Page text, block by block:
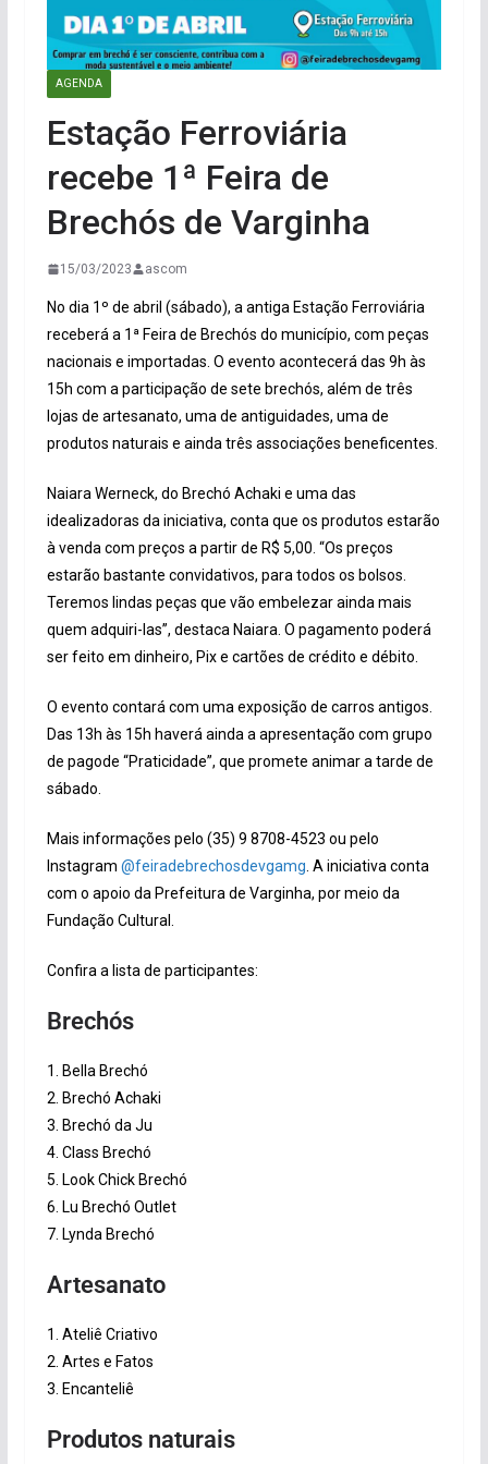
AGENDA
Estação Ferroviária
recebe 1ª Feira de
Brechós de Varginha
15/03/2023 ascom
No dia 1º de abril (sábado), a antiga Estação Ferroviária
receberá a 1ª Feira de Brechós do município, com peças
nacionais e importadas. O evento acontecerá das 9h às
15h com a participação de sete brechós, além de três
lojas de artesanato, uma de antiguidades, uma de
produtos naturais e ainda três associações beneficentes.
Naiara Werneck, do Brechó Achaki e uma das
idealizadoras da iniciativa, conta que os produtos estarão
à venda com preços a partir de R$ 5,00. “Os preços
estarão bastante convidativos, para todos os bolsos.
Teremos lindas peças que vão embelezar ainda mais
quem adquiri-las”, destaca Naiara. O pagamento poderá
ser feito em dinheiro, Pix e cartões de crédito e débito.
O evento contará com uma exposição de carros antigos.
Das 13h às 15h haverá ainda a apresentação com grupo
de pagode “Praticidade”, que promete animar a tarde de
sábado.
Mais informações pelo (35) 9 8708-4523 ou pelo
Instagram @feiradebrechosdevgamg . A iniciativa conta
com o apoio da Prefeitura de Varginha, por meio da
Fundação Cultural.
Confira a lista de participantes:
Brechós
1. Bella Brechó
2. Brechó Achaki
3. Brechó da Ju
4. Class Brechó
5. Look Chick Brechó
6. Lu Brechó Outlet
7. Lynda Brechó
Artesanato
1. Ateliê Criativo
2. Artes e Fatos
3. Encanteliê
Produtos naturais